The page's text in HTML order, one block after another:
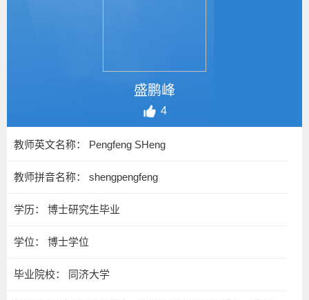
盛鹏峰
4
教师英文名称： Pengfeng SHeng
教师拼音名称： shengpengfeng
学历： 博士研究生毕业
学位： 博士学位
毕业院校： 同济大学